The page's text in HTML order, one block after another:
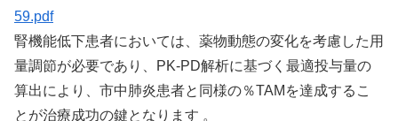
59.pdf
腎機能低下患者においては、薬物動態の変化を考慮した用
量調節が必要であり、PK-PD解析に基づく最適投与量の
算出により、市中肺炎患者と同様の％TAMを達成するこ
とが治療成功の鍵となります 。